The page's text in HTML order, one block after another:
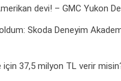
devi! – GMC Yukon
Skoda Deneyim
için 37,5 milyon TL verir